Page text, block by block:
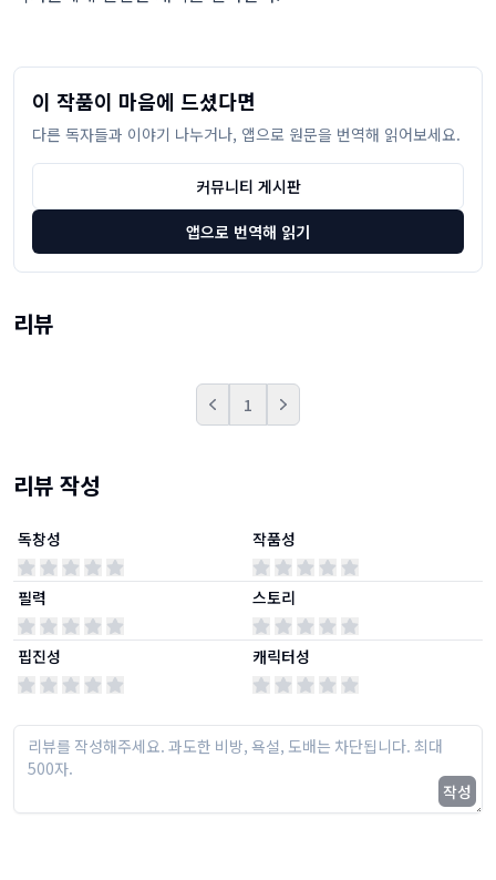
이 작품이 마음에 드셨다면
다른 독자들과 이야기 나누거나, 앱으로 원문을 번역해 읽어보세요.
커뮤니티 게시판
앱으로 번역해 읽기
리뷰
Prev 1 Next
리뷰 작성
독창성
필력
핍진성
작품성
스토리
캐릭터성
작성